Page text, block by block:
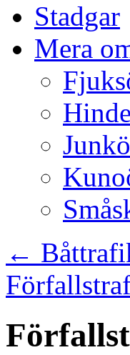
Stadgar
Mera
←